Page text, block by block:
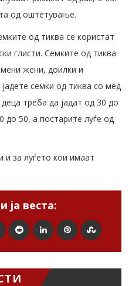
од оштетување.
од тиква се користат
глисти. Семките од тиква
жени, доилки и
семки од тиква со мед
треба да јадат од 30 до
до 50, а постарите луѓе од
и за луѓето кои имаат
ја веста: